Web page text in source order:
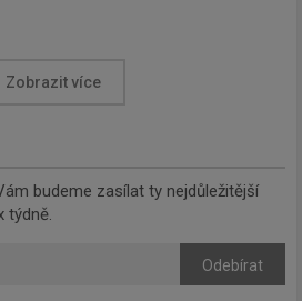
Zobrazit více
budeme zasílat ty nejdůležitější
týdně.
Odebírat